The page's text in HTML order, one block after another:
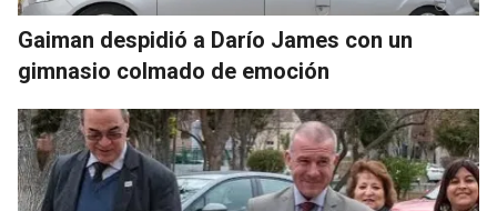
Gaiman despidió a Darío James con un
gimnasio colmado de emoción